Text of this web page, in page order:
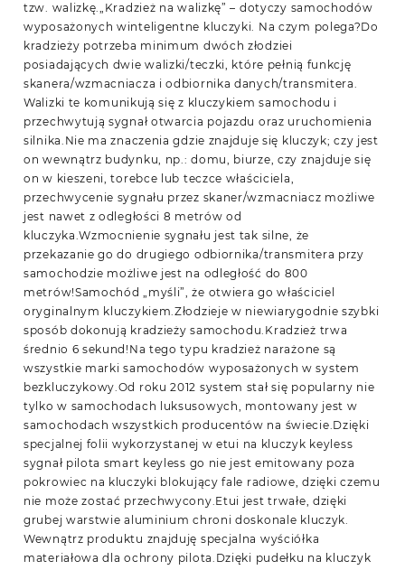
tzw. walizkę.„Kradzież na walizkę” – dotyczy samochodów
wyposażonych winteligentne kluczyki. Na czym polega?Do
kradzieży potrzeba minimum dwóch złodziei
posiadających dwie walizki/teczki, które pełnią funkcję
skanera/wzmacniacza i odbiornika danych/transmitera.
Walizki te komunikują się z kluczykiem samochodu i
przechwytują sygnał otwarcia pojazdu oraz uruchomienia
silnika.Nie ma znaczenia gdzie znajduje się kluczyk; czy jest
on wewnątrz budynku, np.: domu, biurze, czy znajduje się
on w kieszeni, torebce lub teczce właściciela,
przechwycenie sygnału przez skaner/wzmacniacz możliwe
jest nawet z odległości 8 metrów od
kluczyka.Wzmocnienie sygnału jest tak silne, że
przekazanie go do drugiego odbiornika/transmitera przy
samochodzie możliwe jest na odległość do 800
metrów!Samochód „myśli”, że otwiera go właściciel
oryginalnym kluczykiem.Złodzieje w niewiarygodnie szybki
sposób dokonują kradzieży samochodu.Kradzież trwa
średnio 6 sekund!Na tego typu kradzież narażone są
wszystkie marki samochodów wyposażonych w system
bezkluczykowy.Od roku 2012 system stał się popularny nie
tylko w samochodach luksusowych, montowany jest w
samochodach wszystkich producentów na świecie.Dzięki
specjalnej folii wykorzystanej w etui na kluczyk keyless
sygnał pilota smart keyless go nie jest emitowany poza
pokrowiec na kluczyki blokujący fale radiowe, dzięki czemu
nie może zostać przechwycony.Etui jest trwałe, dzięki
grubej warstwie aluminium chroni doskonale kluczyk.
Wewnątrz produktu znajduję specjalna wyściółka
materiałowa dla ochrony pilota.Dzięki pudełku na kluczyk